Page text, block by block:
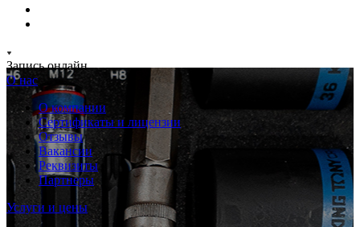
Запись онлайн
О нас
О компании
Сертификаты и лицензии
Отзывы
Вакансии
Реквизиты
Партнеры
Услуги и цены